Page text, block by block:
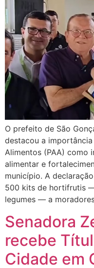
O prefeito de São
destacou a
Alimentos (PAA) como
alimentar e
município. A
500 kits de hortifrutis
legumes — a
Senadora
recebe
Cidade em